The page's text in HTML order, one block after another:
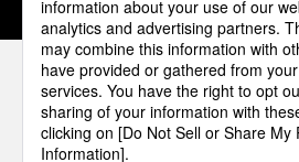
パナソニックの電気設備